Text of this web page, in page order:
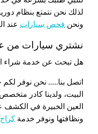
لذلك نحن نتمتع بنظام دوريات
ونحن فحص سيارات عند
نشتري سيارات من
هل تبحث عن خدمة شراء
اتصل بنا….. نحن نوفر لكم
البيت، ولدينا كادر
العين الخبيرة في الكشف
ونظافتها ونوفر خدمة